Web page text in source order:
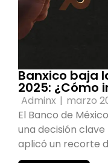
Banxico baja
2025: ¿Cómo
Adminx | marzo
El Banco de
una decisión
aplicó un recorte